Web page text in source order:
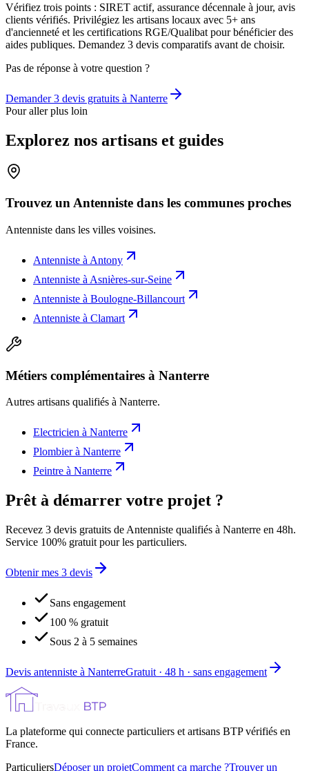
Vérifiez trois points : SIRET actif, assurance décennale à jour, avis
clients vérifiés. Privilégiez les artisans locaux avec 5+ ans
d'ancienneté et les certifications RGE/Qualibat pour bénéficier des
aides publiques. Demandez 3 devis comparatifs avant de choisir.
Pas de réponse à votre question ?
Demander 3 devis gratuits à Nanterre
Pour aller plus loin
Explorez nos artisans et guides
Trouvez un Antenniste dans les communes proches
Antenniste dans les villes voisines.
Antenniste à Antony
Antenniste à Asnières-sur-Seine
Antenniste à Boulogne-Billancourt
Antenniste à Clamart
Métiers complémentaires à Nanterre
Autres artisans qualifiés à Nanterre.
Electricien à Nanterre
Plombierà Nanterre
Peintre à Nanterre
Prêt à démarrer votre projet ?
Recevez 3 devis gratuits de Antenniste qualifiés à Nanterre en 48h.
Service 100% gratuit pour les particuliers.
Obtenir mes 3 devis
Sans engagement
100 % gratuit
Sous 2 à 5 semaines
Devis antenniste à NanterreGratuit · 48 h · sans engagement
La plateforme qui connecte particuliers et artisans BTP vérifiés en
France.
ParticuliersDéposer un projetComment ça marche ?Trouver un